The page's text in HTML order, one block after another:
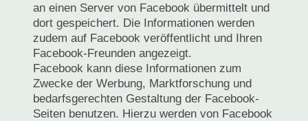
an einen Server von Facebook übermittelt und
dort gespeichert. Die Informationen werden
zudem auf Facebook veröffentlicht und Ihren
Facebook-Freunden angezeigt.
Facebook kann diese Informationen zum
Zwecke der Werbung, Marktforschung und
bedarfsgerechten Gestaltung der Facebook-
Seiten benutzen. Hierzu werden von Facebook